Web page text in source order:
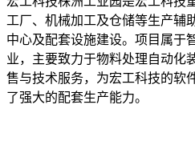
工厂、机械加工及仓储等生产辅
中心及配套设施建设。项目属于
业，主要致力于物料处理自动化
售与技术服务，为宏工科技的软
了强大的配套生产能力。